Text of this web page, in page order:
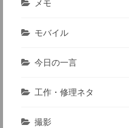
メモ
モバイル
今日の一言
工作・修理ネタ
撮影